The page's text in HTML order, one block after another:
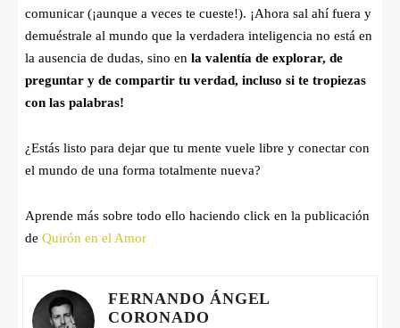
comunicar (¡aunque a veces te cueste!). ¡Ahora sal ahí fuera y
demuéstrale al mundo que la verdadera inteligencia no está en
la ausencia de dudas, sino en la valentía de explorar, de
preguntar y de compartir tu verdad, incluso si te tropiezas
con las palabras!
¿Estás listo para dejar que tu mente vuele libre y conectar con
el mundo de una forma totalmente nueva?
Aprende más sobre todo ello haciendo click en la publicación
de Quirón en el Amor
FERNANDO ÁNGEL
CORONADO